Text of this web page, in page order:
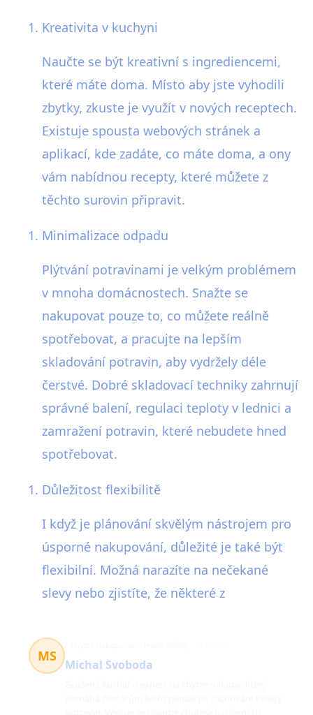
Kreativita v kuchyni
Naučte se být kreativní s ingrediencemi,
které máte doma. Místo aby jste vyhodili
zbytky, zkuste je využít v nových receptech.
Existuje spousta webových stránek a
aplikací, kde zadáte, co máte doma, a ony
vám nabídnou recepty, které můžete z
těchto surovin připravit.
Minimalizace odpadu
Plýtvání potravinami je velkým problémem
v mnoha domácnostech. Snažte se
nakupovat pouze to, co můžete reálně
spotřebovat, a pracujte na lepším
skladování potravin, aby vydržely déle
čerstvé. Dobré skladovací techniky zahrnují
správné balení, regulaci teploty v lednici a
zamražení potravin, které nebudete hned
spotřebovat.
Důležitost flexibilitě
I když je plánování skvělým nástrojem pro
úsporné nakupování, důležité je také být
flexibilní. Možná narazíte na nečekané
slevy nebo zjistíte, že některé z
MS
Michal Svoboda